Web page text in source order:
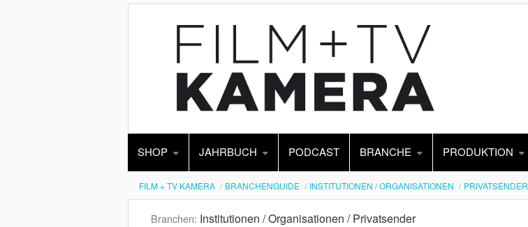
SHOP JAHRBUCH PODCAST BRANCHE PRODUKTION
FILM + TV KAMERA BRANCHENGUIDE INSTITUTIONEN / ORGANISATIONEN PRIVATSENDER
Branchen: Institutionen / Organisationen / Privatsender